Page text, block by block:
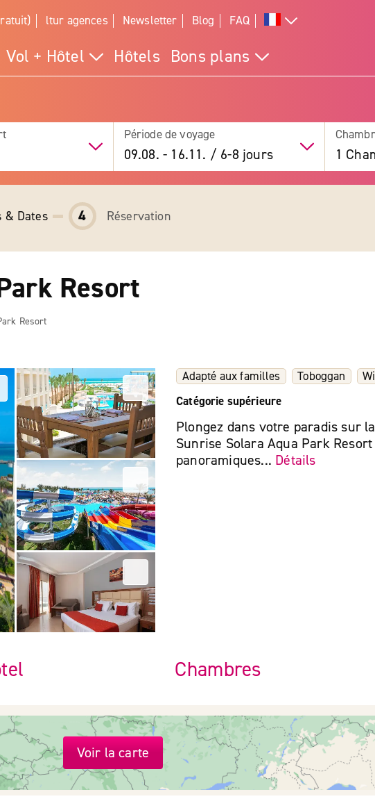
ltur agences Newsletter Blog FAQ
Vol + Hôtel Hôtels Bons plans
Période de voyage
09.08. - 16.11. / 6-8 jours 1
& Dates 4 Réservation
Resort
Resort
Adapté aux familles Toboggan
Catégorie supérieure
Plongez dans votre paradis sur
Sunrise Solara Aqua Park
panoramiques... Détails
Chambres
Voir la carte